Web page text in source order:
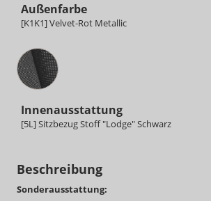
Außenfarbe
[K1K1] Velvet-Rot Metallic
Innenausstattung
Innenausstattung
[5L] Sitzbezug Stoff "Lodge" Schwarz
Beschreibung
Sonderausstattung: